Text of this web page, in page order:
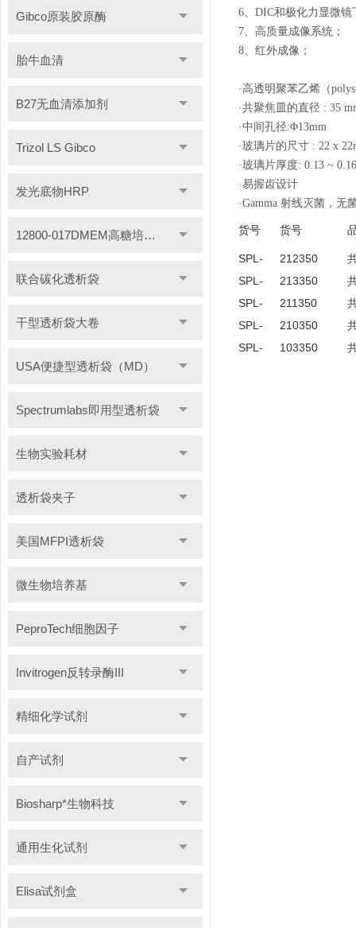
Gibco原装胶原酶
胎牛血清
B27无血清添加剂
Trizol LS Gibco
发光底物HRP
12800-017DMEM高糖培养基
联合碳化透析袋
干型透析袋大卷
USA便捷型透析袋（MD）
Spectrumlabs即用型透析袋
生物实验耗材
透析袋夹子
美国MFPI透析袋
微生物培养基
PeproTech细胞因子
Invitrogen反转录酶III
精细化学试剂
自产试剂
Biosharp*生物科技
通用生化试剂
Elisa试剂盒
6、DIC和极化力显微镜
7、高质量成像系统；
8、红外成像；
·高透明聚苯乙烯（
·共聚焦皿的直径 : 35
·中间孔径:Φ13mm
·玻璃片的尺寸 : 22 x
·玻璃片厚度: 0.13 ~
·易握齿设计
·Gamma 射线灭菌，无
货号 货号
SPL- 212350
SPL-
213350
SPL-
211350
SPL-
210350
SPL-
103350